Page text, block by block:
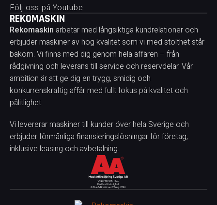
Följ oss på Youtube
REKOMASKIN
Rekomaskin arbetar med långsiktiga kundrelationer och
erbjuder maskiner av hög kvalitet som vi med stolthet står
bakom. Vi finns med dig genom hela affären – från
rådgivning och leverans till service och reservdelar. Vår
ambition är att ge dig en trygg, smidig och
konkurrenskraftig affär med fullt fokus på kvalitet och
pålitlighet.
Vi levererar maskiner till kunder över hela Sverige och
erbjuder förmånliga finansieringslösningar för företag,
inklusive leasing och avbetalning.